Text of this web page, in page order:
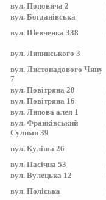
вул. Поповича 2
вул. Богданівська
вул. Шевченка 338
вул. Липинського 3
вул. Листопадового Чину
7
вул. Повітряна 28
вул. Повітряна 16
вул. Липова алея 1
вул. Франківський
Сулими 39
вул. Куліша 26
вул. Пасічна 53
вул. Вулецька 12
вул. Поліська